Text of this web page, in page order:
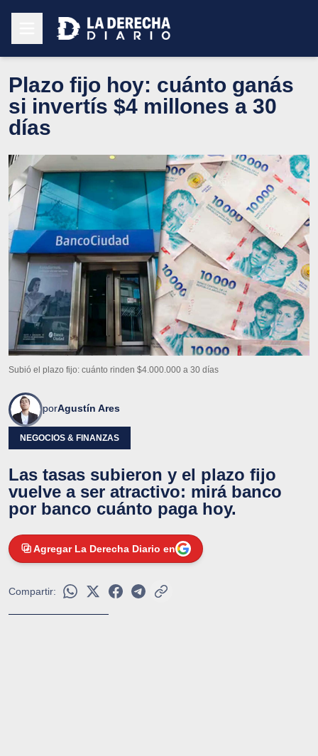
Plazo fijo hoy: cuánto ganás
si invertís $4 millones a 30
días
Subió el plazo fijo: cuánto rinden $4.000.000 a 30 días
porAgustín Ares
NEGOCIOS & FINANZAS
Las tasas subieron y el plazo fijo
vuelve a ser atractivo: mirá banco
por banco cuánto paga hoy.
Agregar La Derecha Diario en
Compartir: